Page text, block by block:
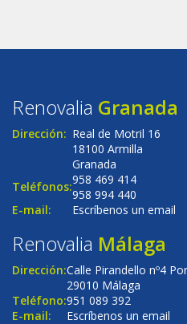
Renovalia Granada
Dirección: Real de Motril 16
18100 Armilla
Granada
Teléfonos:958 469 414
958 994 440
E-mail:
Escríbenos un email
Renovalia Málaga
Dirección:Calle Pirandello nº4
29010 Málaga
Teléfono:951 089 392
E-mail:
Escríbenos un email